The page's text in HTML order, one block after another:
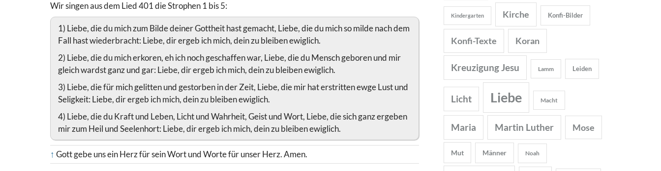
Wir singen aus dem Lied 401 die Strophen 1 bis 5:
1) Liebe, die du mich zum Bilde deiner Gottheit hast gemacht, Liebe, die du mich so milde nach dem
Fall hast wiederbracht: Liebe, dir ergeb ich mich, dein zu bleiben ewiglich.
2) Liebe, die du mich erkoren, eh ich noch geschaffen war, Liebe, die du Mensch geboren und mir
gleich wardst ganz und gar: Liebe, dir ergeb ich mich, dein zu bleiben ewiglich.
3) Liebe, die für mich gelitten und gestorben in der Zeit, Liebe, die mir hat erstritten ewge Lust und
Seligkeit: Liebe, dir ergeb ich mich, dein zu bleiben ewiglich.
4) Liebe, die du Kraft und Leben, Licht und Wahrheit, Geist und Wort, Liebe, die sich ganz ergeben
mir zum Heil und Seelenhort: Liebe, dir ergeb ich mich, dein zu bleiben ewiglich.
↑ Gott gebe uns ein Herz für sein Wort und Worte für unser Herz. Amen.
Kindergarten Kirche Konfi-Bilder
Konfi-Texte Koran
Kreuzigung Jesu Lamm Leiden
Licht Liebe Macht
Maria Martin Luther Mose
Mut Männer Noah